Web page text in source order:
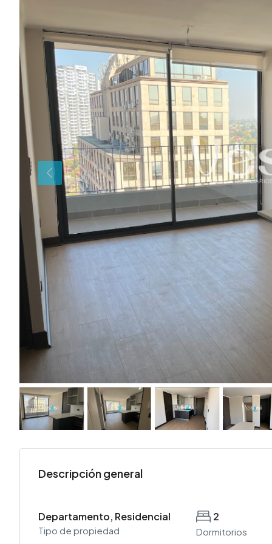
Descripción general
Departamento, Residencial
Tipo de propiedad
2
Dormitorios